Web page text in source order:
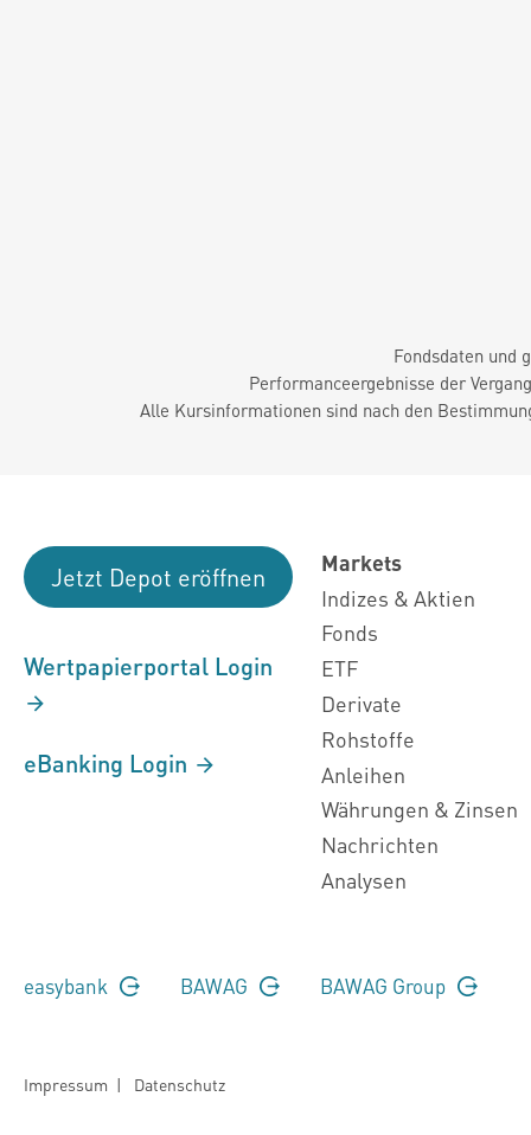
Fondsdaten und
Performanceergebnisse der
Alle Kursinformationen sind nach den
Jetzt Depot eröffnen
Wertpapierportal Login
eBanking Login
Markets
Indizes & Aktien
Fonds
ETF
Derivate
Rohstoffe
Anleihen
Währungen & Zinsen
Nachrichten
Analysen
easybank BAWAG BAWAG Group
Impressum | Datenschutz